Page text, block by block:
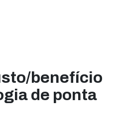
benefício
de ponta